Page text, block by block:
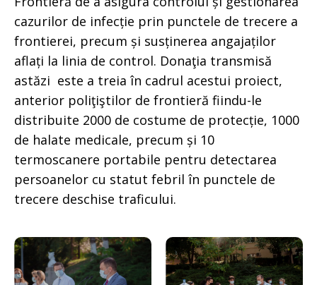
cazurilor de infecție prin punctele de trecere a
frontierei, precum și susținerea angajaților
aflați la linia de control. Donaţia transmisă
astăzi este a treia în cadrul acestui proiect,
anterior poliţiştilor de frontieră fiindu-le
distribuite 2000 de costume de protecție, 1000
de halate medicale, precum și 10
termoscanere portabile pentru detectarea
persoanelor cu statut febril în punctele de
trecere deschise traficului.